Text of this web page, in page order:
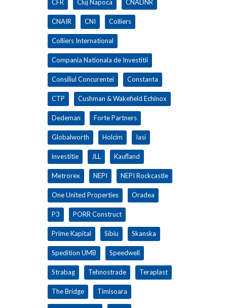
CFR Cluj Napoca CNADNR
CNAIR CNI Colliers
Colliers International
Compania Nationala de Investitii
Consiliul Concurentei Constanta
CTP Cushman & Wakefield Echinox
Dedeman Forte Partners
Globalworth Holcim Iasi
investitie JLL Kaufland
Metrorex NEPI NEPI Rockcastle
One United Properties Oradea
P3 PORR Construct
Prime Kapital Sibiu Skanska
Spedition UMB Speedwell
Strabag Tehnostrade Teraplast
The Bridge Timisoara